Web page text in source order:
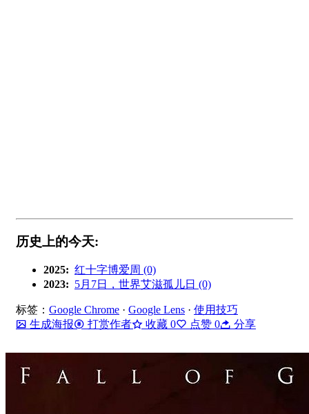
历史上的今天:
2025: 红十字博爱周 (0)
2023: 5月7日，世界艾滋孤儿日 (0)
标签： Google Chrome · Google Lens · 使用技巧
生成海报
打赏作者 收藏 0 点赞 0 分享